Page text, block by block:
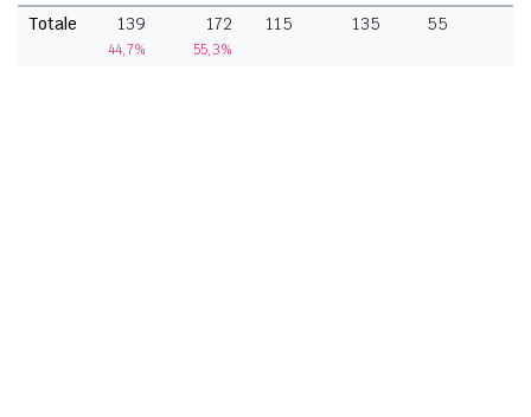
Totale 139
44,7%
172
55,3%
115 135 55